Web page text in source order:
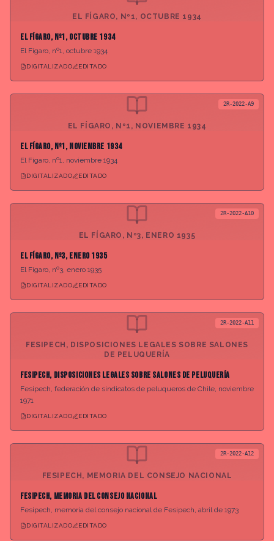
EL FÍGARO, Nº1, OCTUBRE 1934
El Fígaro, nº1, octubre 1934
El Fígaro, nº1, octubre 1934
DIGITALIZADO EDITADO
EL FÍGARO, Nº1, NOVIEMBRE 1934
2R-2022-A9
El Fígaro, nº1, noviembre 1934
El Fígaro, nº1, noviembre 1934
DIGITALIZADO EDITADO
EL FÍGARO, Nº3, ENERO 1935
2R-2022-A10
El Fígaro, nº3, enero 1935
El Fígaro, nº3, enero 1935
DIGITALIZADO EDITADO
FESIPECH, DISPOSICIONES LEGALES SOBRE SALONES
DE PELUQUERÍA
2R-2022-A11
Fesipech, disposiciones legales sobre salones de peluquería
Fesipech, federación de sindicatos de peluqueros de Chile, noviembre
1971
DIGITALIZADO EDITADO
FESIPECH, MEMORIA DEL CONSEJO NACIONAL
2R-2022-A12
Fesipech, memoria del consejo nacional
Fesipech, memoria del consejo nacional de Fesipech, abril de 1973
DIGITALIZADO EDITADO